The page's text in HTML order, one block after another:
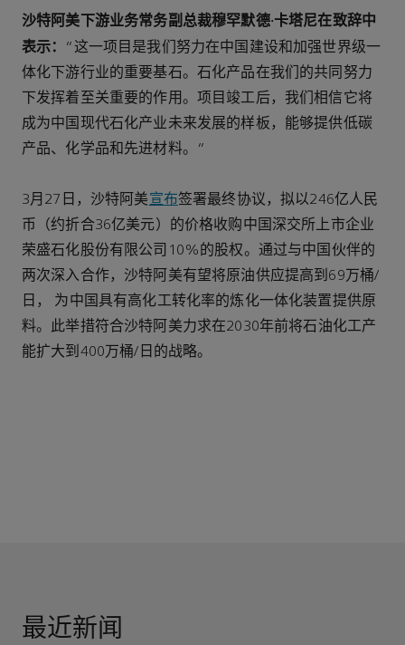
沙特阿美下游业务常务副总裁穆罕默德·卡塔尼在致辞中
表示：
“这一项目是我们努力在中国建设和加强世界级一
体化下游行业的重要基石。石化产品在我们的共同努力
下发挥着至关重要的作用。项目竣工后，我们相信它将
成为中国现代石化产业未来发展的样板，能够提供低碳
产品、化学品和先进材料。”
3月27日，沙特阿美宣布签署最终协议，拟以246亿人民
币（约折合36亿美元）的价格收购中国深交所上市企业
荣盛石化股份有限公司10%的股权。通过与中国伙伴的
两次深入合作，沙特阿美有望将原油供应提高到69万桶/
日， 为中国具有高化工转化率的炼化一体化装置提供原
料。此举措符合沙特阿美力求在2030年前将石油化工产
能扩大到400万桶/日的战略。
最近新闻